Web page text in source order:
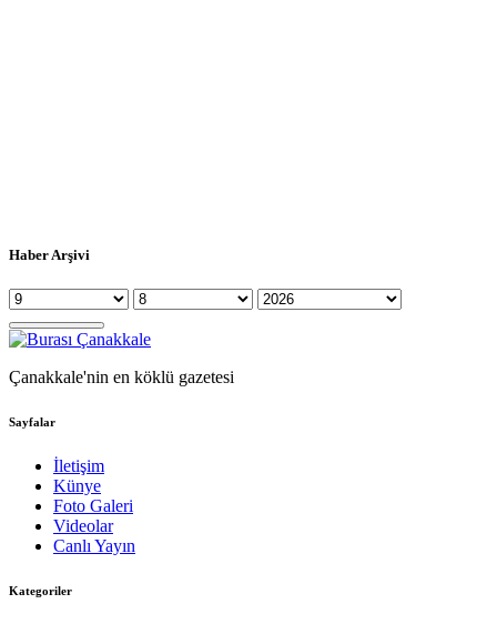
Haber Arşivi
Çanakkale'nin en köklü gazetesi
Sayfalar
İletişim
Künye
Foto Galeri
Videolar
Canlı Yayın
Kategoriler